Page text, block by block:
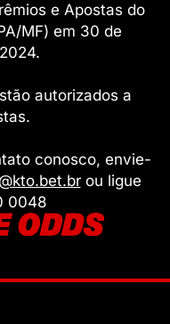
e Apostas do
MF) em 30 de
autorizados a
conosco, envie-
ou ligue
0048